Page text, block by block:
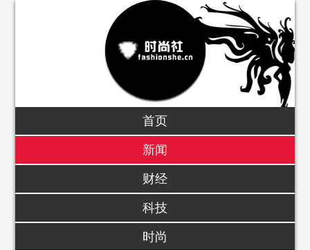
首页
新闻
财经
科技
时尚